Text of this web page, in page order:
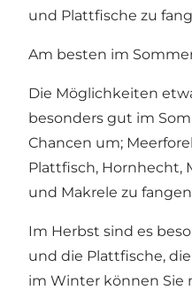
und Plattfische zu
Am besten im
Die Möglichkeiten
besonders gut im
Chancen um;
Plattfisch, Hornhecht,
und Makrele zu
Im Herbst sind es
und die Plattfische,
im Winter können Sie